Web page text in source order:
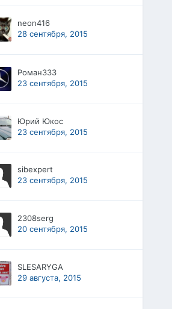
neon416
28 сентября, 2015
Роман333
23 сентября, 2015
Юрий Юкос
23 сентября, 2015
sibexpert
23 сентября, 2015
2308serg
20 сентября, 2015
SLESARYGA
29 августа, 2015